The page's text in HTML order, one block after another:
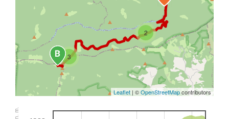
3
2
Leaflet | ©OpenStreetMapcontributors